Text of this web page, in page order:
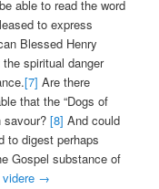
able to read the word
to express
Blessed Henry
spiritual danger
[7] Are there
that the “Dogs of
savour?[8] And could
to digest perhaps
Gospel substance of
→